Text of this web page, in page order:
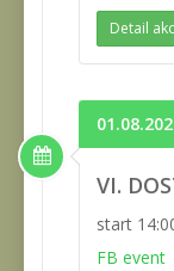
Detail
VI.
start
FB event